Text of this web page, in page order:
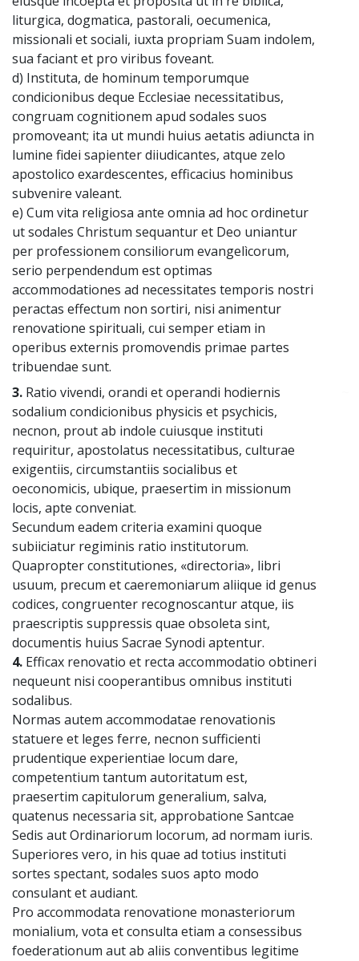
liturgica, dogmatica, pastorali, oecumenica,
missionali et sociali, iuxta propriam Suam indolem,
sua faciant et pro viribus foveant.
d) Instituta, de hominum temporumque
condicionibus deque Ecclesiae necessitatibus,
congruam cognitionem apud sodales suos
promoveant; ita ut mundi huius aetatis adiuncta in
lumine fidei sapienter diiudicantes, atque zelo
apostolico exardescentes, efficacius hominibus
subvenire valeant.
e) Cum vita religiosa ante omnia ad hoc ordinetur
ut sodales Christum sequantur et Deo uniantur
per professionem consiliorum evangelìcorum,
serio perpendendum est optimas
accommodationes ad necessitates temporis nostri
peractas effectum non sortiri, nisi animentur
renovatione spirituali, cui semper etiam in
operibus externis promovendis primae partes
tribuendae sunt.
3. Ratio vivendi, orandi et operandi hodiernis
sodalium condicionibus physicis et psychicis,
necnon, prout ab indole cuiusque instituti
requiritur, apostolatus necessitatibus, culturae
exigentiis, circumstantiis socialibus et
oeconomicis, ubique, praesertim in missionum
locis, apte conveniat.
Secundum eadem criteria examini quoque
subiiciatur regiminis ratio institutorum.
Quapropter constitutiones, «directoria», libri
usuum, precum et caeremoniarum aliique id genus
codices, congruenter recognoscantur atque, iis
praescriptis suppressis quae obsoleta sint,
documentis huius Sacrae Synodi aptentur.
4. Efficax renovatio et recta accommodatio obtineri
nequeunt nisi cooperantibus omnibus instituti
sodalibus.
Normas autem accommodatae renovationis
statuere et leges ferre, necnon sufficienti
prudentique experientiae locum dare,
competentium tantum autoritatum est,
praesertim capitulorum generalium, salva,
quatenus necessaria sit, approbatione Santcae
Sedis aut Ordinariorum locorum, ad normam iuris.
Superiores vero, in his quae ad totius instituti
sortes spectant, sodales suos apto modo
consulant et audiant.
Pro accommodata renovatione monasteriorum
monialium, vota et consulta etiam a consessibus
foederationum aut ab aliis conventibus legitime